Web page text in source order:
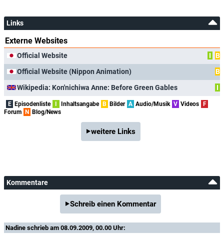
Links
Externe Websites
Official Website I
B
Official Website (Nippon Animation)
B
Wikipedia: Kon'nichiwa Anne: Before Green Gables
I
E Episodenliste I Inhaltsangabe B Bilder A Audio/Musik V Videos F
Forum N Blog/News
weitere Links
Kommentare
Schreib einen Kommentar
Nadine schrieb am 08.09.2009, 00.00 Uhr: